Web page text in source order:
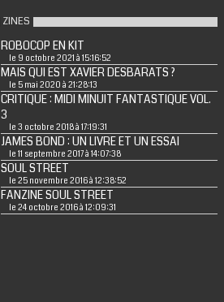
ZINES
ROBOCOP EN KIT
le 9 octobre 2021 à 15:16:52
MAIS QUI EST XAVIER DESBARATS ?
le 5 mai 2020 à 21:28:13
CRITIQUE : MIDI MINUIT FANTASTIQUE VOL.
3
le 3 octobre 2018 à 17:19:31
JAMES BOND : UN LIVRE ET UN ESSAI
le 11 septembre 2017 à 14:07:38
SOUL STREET
le 25 novembre 2016 à 12:38:52
FANZINE SOUL STREET
le 24 octobre 2016 à 12:09:31